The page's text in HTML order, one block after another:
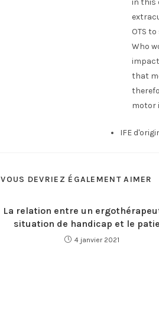
in this
OTS
Who
that
motor
IFE
VOUS DEVRIEZ ÉGALEMENT AIMER
La relation entre un
situation de handicap et le
4 janvier 2021